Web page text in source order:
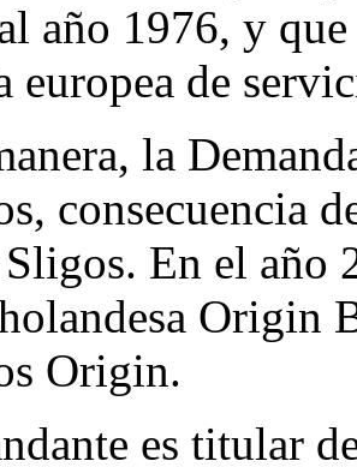
año 1976, y
europea de
la
consecuencia
En el año
Origin
Origin.
es titular